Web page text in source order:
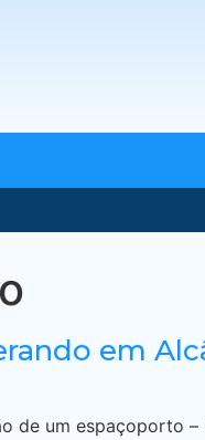
em
de um espaçoporto